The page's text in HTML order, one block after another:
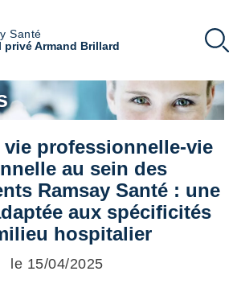
Santé
privé Armand Brillard
vie professionnelle-vie
au sein des
Ramsay Santé : une
aux spécificités
hospitalier
le 15/04/2025